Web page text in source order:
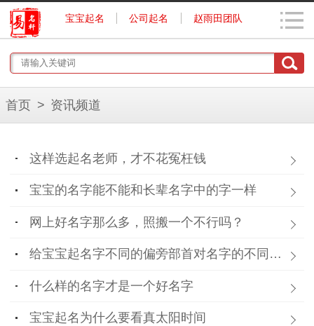
宝宝起名 公司起名 赵雨田团队
首页 > 资讯频道
这样选起名老师，才不花冤枉钱
宝宝的名字能不能和长辈名字中的字一样
网上好名字那么多，照搬一个不行吗？
给宝宝起名字不同的偏旁部首对名字的不同影响
什么样的名字才是一个好名字
宝宝起名为什么要看真太阳时间